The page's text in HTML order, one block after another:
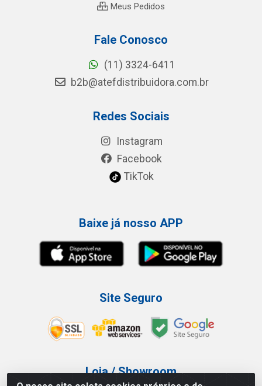
Meus Pedidos
Fale Conosco
(11) 3324-6411
b2b@atefdistribuidora.com.br
Redes Sociais
Instagram
Facebook
TikTok
Baixe já nosso APP
Site Seguro
Loja / Showroom